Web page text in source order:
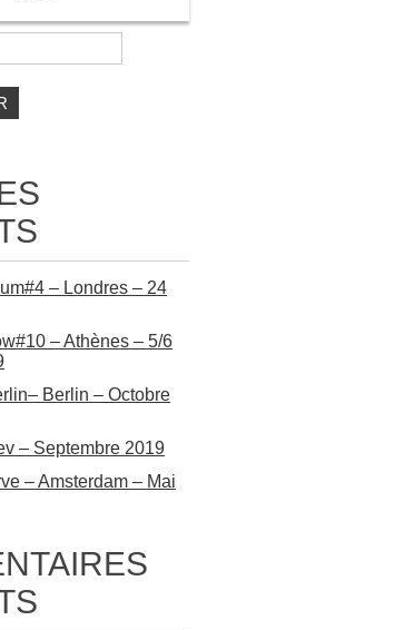
– Londres – 24
– Athènes – 5/6
Berlin – Octobre
– Septembre 2019
– Amsterdam – Mai